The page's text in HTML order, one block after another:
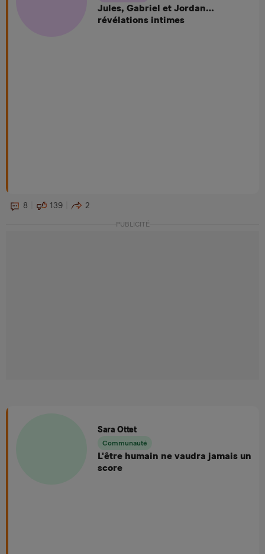
Jules, Gabriel et Jordan…
révélations intimes
8 139 2
PUBLICITÉ
Sara Ottet
Communauté
L'être humain ne vaudra jamais un
score